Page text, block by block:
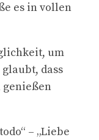
es in vollen
um
dass
genießen
– „Liebe